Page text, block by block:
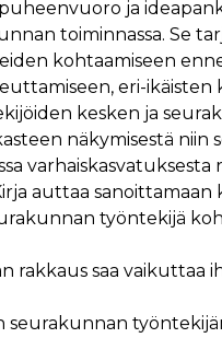
ja
toiminnassa. Se
kohtaamiseen
eri-ikäisten
kesken ja
näkymisestä niin
auttaa sanoittamaan
työntekijä
rakkaus saa vaikuttaa
seurakunnan